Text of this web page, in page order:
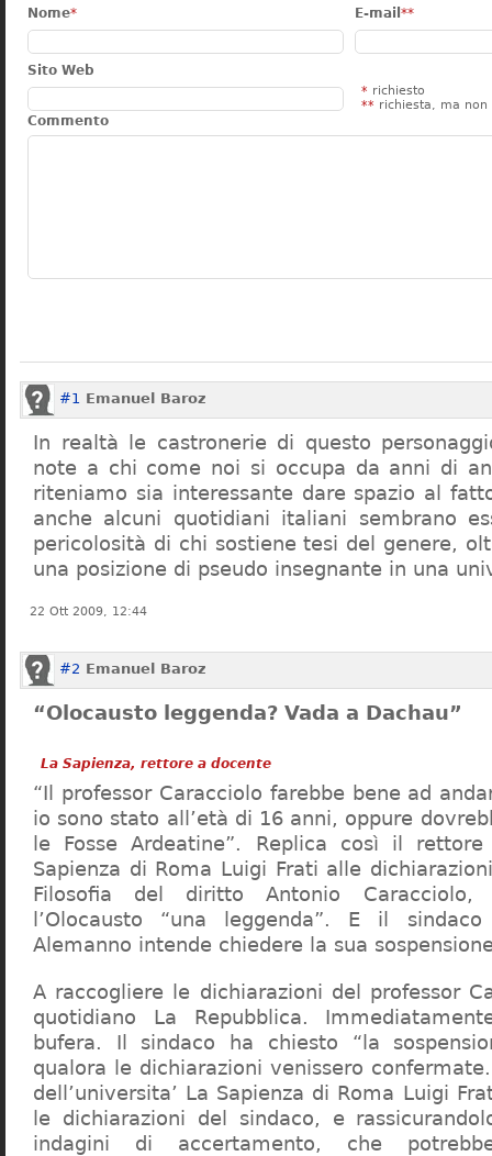
Nome* E-mail **
Sito Web
* richiesto
** richiesta, ma non
Commento
#1 Emanuel Baroz
In realtà le castronerie di questo
note a chi come noi si occupa da anni di
riteniamo sia interessante dare spazio al fatto
anche alcuni quotidiani italiani sembrano
pericolosità di chi sostiene tesi del genere,
una posizione di pseudo insegnante in una
22 Ott 2009, 12:44
#2 Emanuel Baroz
“Olocausto leggenda? Vada a Dachau”
La Sapienza, rettore a docente
“Il professor Caracciolo farebbe bene ad
io sono stato all’età di 16 anni, oppure
le Fosse Ardeatine”. Replica così il rettore
Sapienza di Roma Luigi Frati alle
Filosofia del diritto Antonio
l’Olocausto “una leggenda”. E il
Alemanno intende chiedere la sua
A raccogliere le dichiarazioni del professor
quotidiano La Repubblica.
bufera. Il sindaco ha chiesto “la
qualora le dichiarazioni venissero
dell’universita’ La Sapienza di Roma Luigi
le dichiarazioni del sindaco, e
indagini di accertamento, che